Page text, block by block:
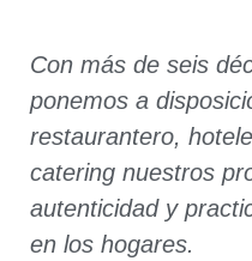
Con más de seis
ponemos a
restaurantero,
catering nuestros
autenticidad y
en los hogares.